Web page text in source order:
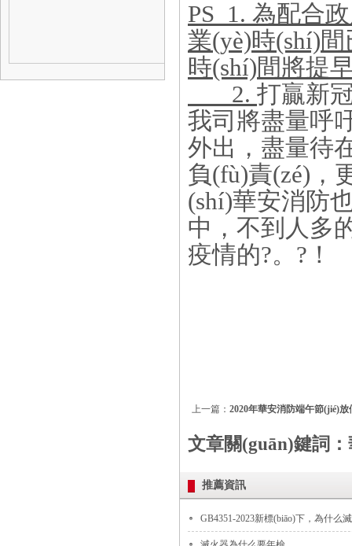
PS 1. 為配合政
業(yè)時(shí)間
時(shí)間將提早
2. 打贏新冠
我司將盡量呼
外出，盡量待
負(fù)責(zé)，
(shí)華安消防
中，不到人
疫情的?。?！
上一篇： 2020年華安消防端午節(jié)放
文章關(guān)鍵詞：
推薦資訊
GB4351-2023新標(biāo)下，為什么